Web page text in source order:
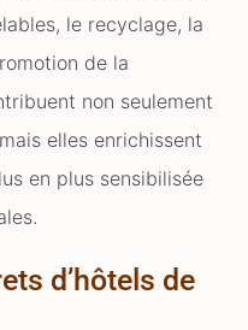
le recyclage, la
de la
non seulement
elles enrichissent
en plus sensibilisée
d’hôtels de